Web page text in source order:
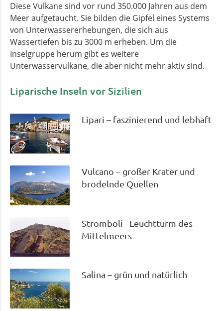
Diese Vulkane sind vor rund 350.000 Jahren aus dem
Meer aufgetaucht. Sie bilden die Gipfel eines Systems
von Unterwassererhebungen, die sich aus
Wassertiefen bis zu 3000 m erheben. Um die
Inselgruppe herum gibt es weitere
Unterwasservulkane, die aber nicht mehr aktiv sind.
Liparische Inseln vor Sizilien
Lipari – faszinierend und lebhaft
Vulcano – großer Krater und
brodelnde Quellen
Stromboli - Leuchtturm des
Mittelmeers
Salina – grün und natürlich